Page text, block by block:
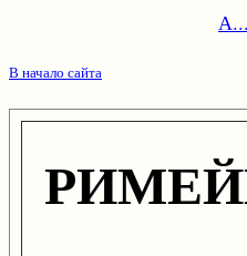
А...
В начало сайта